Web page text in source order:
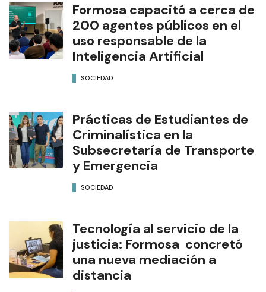
Formosa capacitó a cerca de
200 agentes públicos en el
uso responsable de la
Inteligencia Artificial
SOCIEDAD
Prácticas de Estudiantes de
Criminalística en la
Subsecretaría de Transporte
y Emergencia
SOCIEDAD
Tecnología al servicio de la
justicia: Formosa concretó
una nueva mediación a
distancia